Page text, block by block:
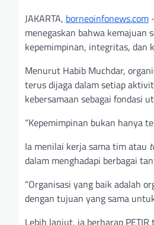
JAKARTA, borneoinfonews.com
menegaskan bahwa
kepemimpinan, integritas, dan
Menurut Habib Muchdar,
terus dijaga dalam setiap
kebersamaan sebagai fondasi
“Kepemimpinan bukan hanya
Ia menilai kerja sama tim atau
dalam menghadapi berbagai
“Organisasi yang baik adalah
dengan tujuan yang sama
Lebih lanjut, ia berharap